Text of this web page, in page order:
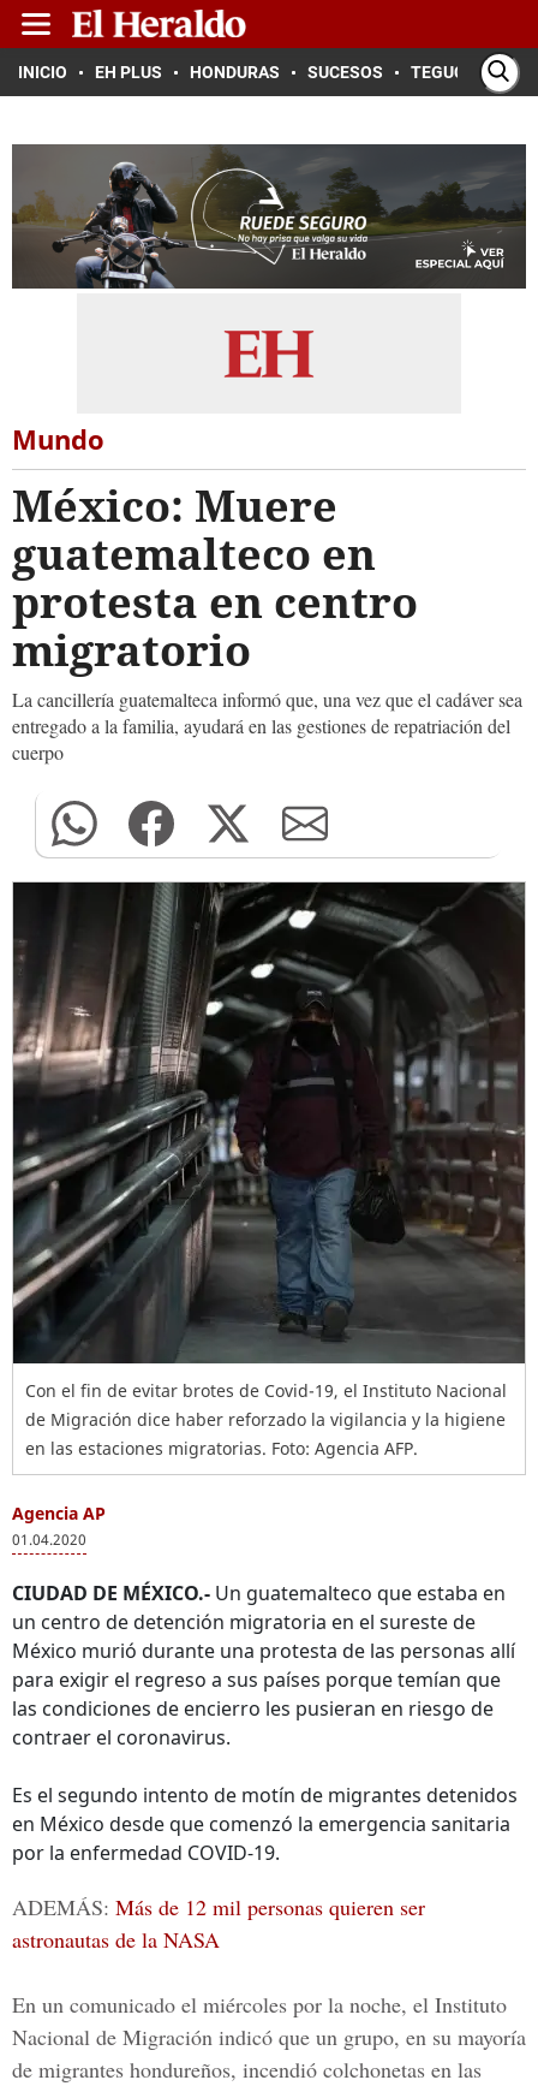
INICIO EH PLUS HONDURAS SUCESOS TEGUCIGALPA
Mundo
México: Muere
guatemalteco en
protesta en centro
migratorio
La cancillería guatemalteca informó que, una vez que el cadáver sea
entregado a la familia, ayudará en las gestiones de repatriación del
cuerpo
Con el fin de evitar brotes de Covid-19, el Instituto Nacional
de Migración dice haber reforzado la vigilancia y la higiene
en las estaciones migratorias. Foto: Agencia AFP.
Agencia AP
01.04.2020
CIUDAD DE MÉXICO.- Un guatemalteco que estaba en
un centro de detención migratoria en el sureste de
México murió durante una protesta de las personas allí
para exigir el regreso a sus países porque temían que
las condiciones de encierro les pusieran en riesgo de
contraer el coronavirus.
Es el segundo intento de motín de migrantes detenidos
en México desde que comenzó la emergencia sanitaria
por la enfermedad COVID-19.
ADEMÁS: Más de 12 mil personas quieren ser
astronautas de la NASA
En un comunicado el miércoles por la noche, el Instituto
Nacional de Migración indicó que un grupo, en su mayoría
de migrantes hondureños, incendió colchonetas en las